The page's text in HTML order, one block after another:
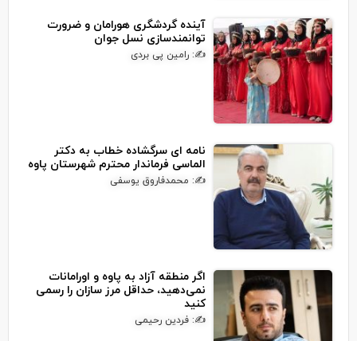
آینده گردشگری هورامان و ضرورت
توانمندسازی نسل جوان
✍: رامین پی بردی
نامه ای سرگشاده خطاب به دکتر
الماسی فرماندار محترم شهرستان پاوه
✍: محمدفاروق یوسفی
اگر منطقه آزاد به پاوه و اورامانات
نمی‌دهید، حداقل مرز سازان را رسمی
کنید
✍: فردین رحیمی